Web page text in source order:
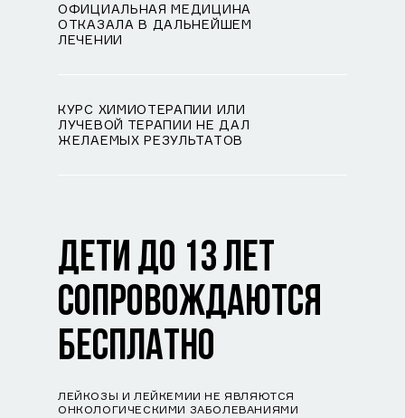
ОФИЦИАЛЬНАЯ МЕДИЦИНА
ОТКАЗАЛА В ДАЛЬНЕЙШЕМ
ЛЕЧЕНИИ
КУРС ХИМИОТЕРАПИИ ИЛИ
ЛУЧЕВОЙ ТЕРАПИИ НЕ ДАЛ
ЖЕЛАЕМЫХ РЕЗУЛЬТАТОВ
ДЕТИ ДО 13 ЛЕТ
СОПРОВОЖДАЮТСЯ
БЕСПЛАТНО
ЛЕЙКОЗЫ И ЛЕЙКЕМИИ НЕ ЯВЛЯЮТСЯ
ОНКОЛОГИЧЕСКИМИ ЗАБОЛЕВАНИЯМИ